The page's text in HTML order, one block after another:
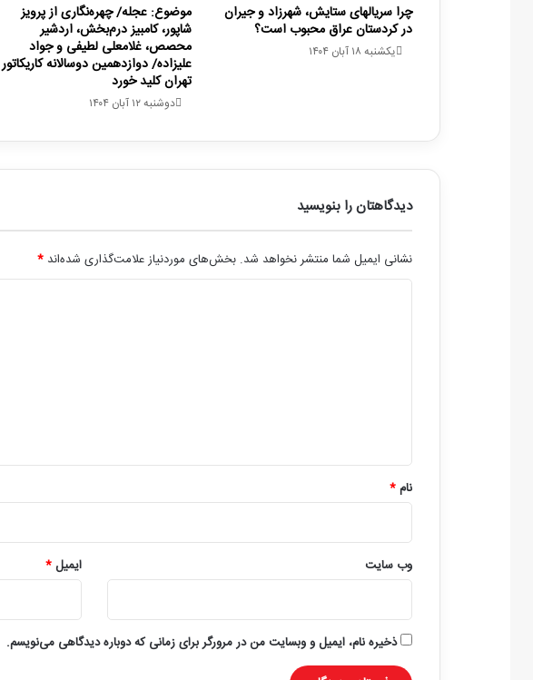
موضوع: عجله/ چهره‌نگاری از پرویز
شاپور، کامبیز درم‌بخش، اردشیر
محصص، غلامعلی لطیفی و جواد
علیزاده/ دوازدهمین دوسالانه کاریکاتور
تهران کلید خورد
دوشنبه ۱۲ آبان ۱۴۰۴
چرا سریالهای ستایش، شهرزاد و جیران
در کردستان عراق محبوب است؟
یکشنبه ۱۸ آبان ۱۴۰۴
دیدگاهتان را بنویسید
نشانی ایمیل شما منتشر نخواهد شد. بخش‌های موردنیاز علامت‌گذاری شده‌اند *
نام*
ایمیل* وب‌ سایت
ذخیره نام، ایمیل و وبسایت من در مرورگر برای زمانی که دوباره دیدگاهی می‌نویسم.